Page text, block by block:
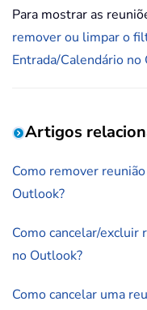
Para mostrar as
remover ou limpar o
Entrada/Calendário no
Artigos
Como remover
Outlook?
Como cancelar/excluir
no Outlook?
Como cancelar uma